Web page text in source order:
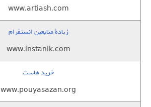
www.artiash.com
زيادة متابعين انستقرام
www.instanik.com
خرید هاست
www.pouyasazan.org